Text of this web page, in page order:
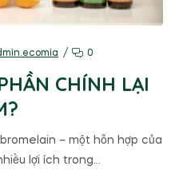
0
CHÍNH LẠI
– một hỗn hợp của
lợi ích trong…